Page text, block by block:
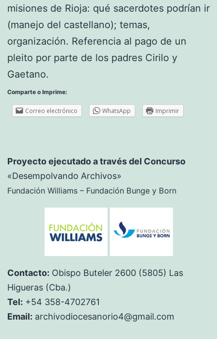
misiones de Rioja: qué sacerdotes podrían ir
(manejo del castellano); temas,
organización. Referencia al pago de un
pleito por parte de los padres Cirilo y
Gaetano.
Comparte o Imprime:
Correo electrónico WhatsApp Imprimir
Proyecto ejecutado a través del Concurso
«Desempolvando Archivos»
Fundación Williams – Fundación Bunge y Born
Contacto: Obispo Buteler 2600 (5805) Las
Higueras (Cba.)
Tel: +54 358-4702761
Email: archivodiocesanorio4@gmail.com